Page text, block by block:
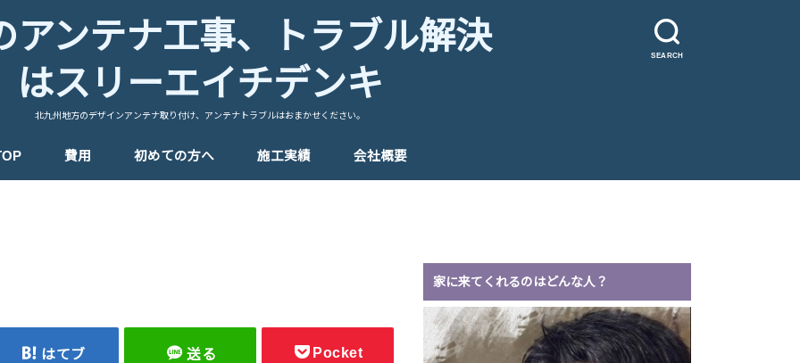
SEARCH
アンテナ工事、トラブル解決
はスリーエイチデンキ
北九州地方のデザインアンテナ取り付け、アンテナトラブルはおまかせください。
費用 初めての方へ 施工実績 会社概要
はてブ 送る Pocket
家に来てくれるのはどんな人？